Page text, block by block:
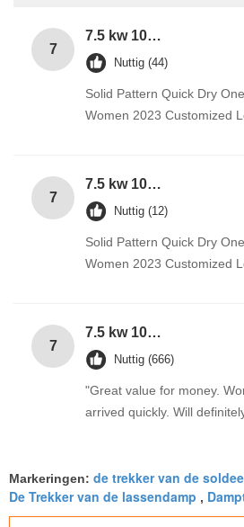
7
7.5 kw 10 hp 3 phase electric motor with aluminium housing
Nuttig (44)
Solid Pattern Quick Dry
Women 2023 Customized
7
7.5 kw 10 hp 3 phase electric motor with aluminium housing
Nuttig (12)
Solid Pattern Quick Dry
Women 2023 Customized
7
7.5 kw 10 hp 3 phase electric motor with aluminium housing
Nuttig (666)
"Great value for money.
arrived quickly. Will
Markeringen: de trekker van de
De Trekker van de lassendamp ,